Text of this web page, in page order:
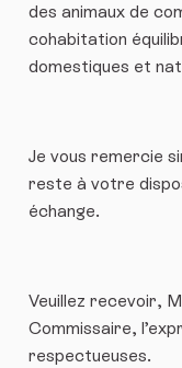
des animaux de
cohabitation
domestiques et
Je vous remercie
reste à votre
échange.
Veuillez recevoir,
Commissaire,
respectueuses.